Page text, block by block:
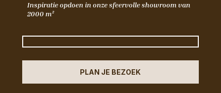
Inspiratie opdoen in onze sfeervolle showroom van
2000 m²
PLAN JE BEZOEK